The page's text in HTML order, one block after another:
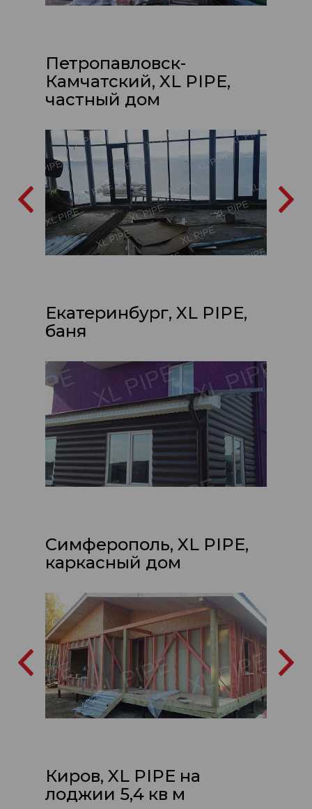
Петропавловск-
Камчатский, XL PIPE,
частный дом
Екатеринбург, XL PIPE,
баня
Симферополь, XL PIPE,
каркасный дом
Киров, XL PIPE на
лоджии 5,4 кв м